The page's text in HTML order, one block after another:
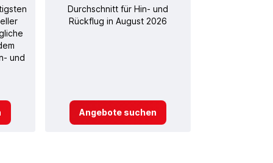
und
Durchschnitt für Hin- und
Rückflug in August 2026
Angebote suchen